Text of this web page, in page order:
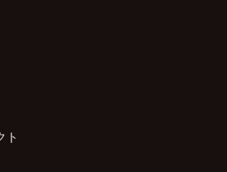
ト